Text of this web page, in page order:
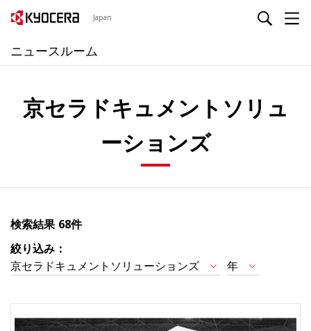
Japan
ニュースルーム
京セラドキュメントソリュ
ーションズ
検索結果 68件
絞り込み：
京セラドキュメントソリューションズ
年